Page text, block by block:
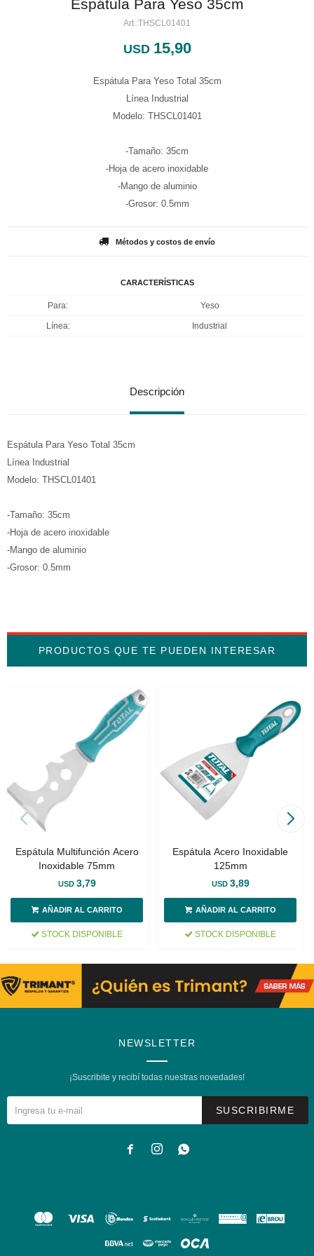
Espátula Para Yeso 35cm
THSCL01401
USD 15,90
Espátula Para Yeso Total 35cm
Línea Industrial
Modelo: THSCL01401
-Tamaño: 35cm
-Hoja de acero inoxidable
-Mango de aluminio
-Grosor: 0.5mm
Métodos y costos de envío
CARACTERÍSTICAS
Para Yeso
Línea Industrial
Descripción
Espátula Para Yeso Total 35cm
Línea Industrial
Modelo: THSCL01401
-Tamaño: 35cm
-Hoja de acero inoxidable
-Mango de aluminio
-Grosor: 0.5mm
PRODUCTOS QUE TE PUEDEN INTERESAR
Espátula Multifunción Acero
Inoxidable 75mm
USD 3,79
STOCK DISPONIBLE
Espátula Acero Inoxidable
125mm
USD 3,89
STOCK DISPONIBLE
NEWSLETTER
¡Suscribite y recibí todas nuestras novedades!
SUSCRIBIRME
  